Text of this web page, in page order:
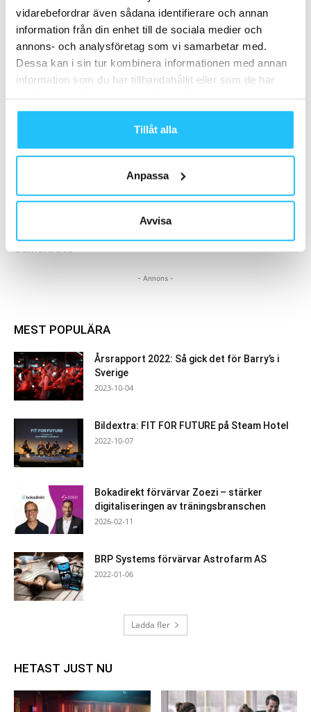
vidarebefordrar även sådana identifierare och annan
information från din enhet till de sociala medier och
annons- och analysföretag som vi samarbetar med.
Dessa kan i sin tur kombinera informationen med annan
information som du har tillhandahållit eller som de har
Tillåt alla
Anpassa
Avvisa
Podcast: Från FIBO till PerformX –
trenderna som formar
träningsbranschen 2026
Gymleco prisas internationellt – tre
maskiner utsedda till ’Best in Class’
Google Cloud – satsar på nästa
generations AI-driven hälsa
- Annons -
MEST POPULÄRA
Årsrapport 2022: Så gick det för Barry’s i
Sverige
2023-10-04
Bildextra: FIT FOR FUTURE på Steam Hotel
2022-10-07
Bokadirekt förvärvar Zoezi – stärker
digitaliseringen av träningsbranschen
2026-02-11
BRP Systems förvärvar Astrofarm AS
2022-01-06
Ladda fler
HETAST JUST NU